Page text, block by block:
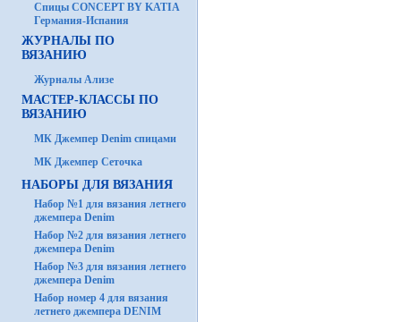
Спицы CONCEPT BY KATIA
Германия-Испания
ЖУРНАЛЫ ПО
ВЯЗАНИЮ
Журналы Ализе
МАСТЕР-КЛАССЫ ПО
ВЯЗАНИЮ
МК Джемпер Denim спицами
МК Джемпер Сеточка
НАБОРЫ ДЛЯ ВЯЗАНИЯ
Набор №1 для вязания летнего
джемпера Denim
Набор №2 для вязания летнего
джемпера Denim
Набор №3 для вязания летнего
джемпера Denim
Набор номер 4 для вязания
летнего джемпера DENIM